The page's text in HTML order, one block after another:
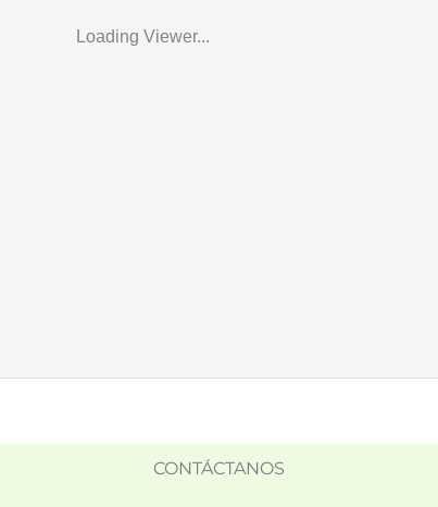
Loading Viewer...
CONTÁCTANOS